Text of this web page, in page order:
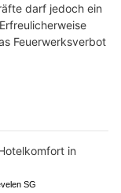
darf jedoch ein
Feuerwerksverbot
SG